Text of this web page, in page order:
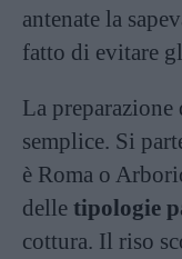
antenate la
fatto di evitare
La
semplice. Si
è Roma o
delle tipologie
cottura. Il riso